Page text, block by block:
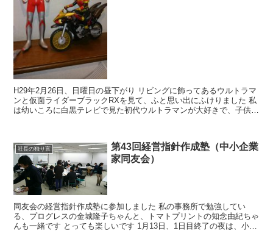
H29年2月26日、日曜日の昼下がり リビングに飾ってあるウルトラマ
ンと仮面ライダーブラックRXを見て、ふと思い出にふけりました 私
は幼いころに白黒テレビで見た初代ウルトラマンが大好きで、子供が
社長の独り言
第43回経営指針作成塾（中小企業
家同友会）
同友会の経営指針作成塾に参加しました 私の事務所で勉強してい
る、プログレスの金城隆子ちゃんと、トマトプリントの知念由紀ちゃ
んも一緒です とっても楽しいです 1月13日、1日目終了の夜は、小禄